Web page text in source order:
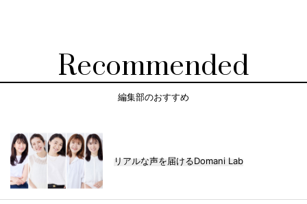
Recommended
編集部のおすすめ
リアルな声を届けるDomani Lab